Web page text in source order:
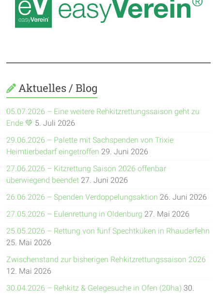
Aktuelles / Blog
05.07.2026 – Eine weitere Rehkitzrettungssaison geht zu
Ende 💚 5. Juli 2026
29.06.2026 – Palette mit Sachspenden von Trixie
Heimtierbedarf eingetroffen 29. Juni 2026
27.06.2026 – Kitzrettung Saison 2026 offenbar
überwiegend beendet 27. Juni 2026
26.06.2026 – Spenden Verdoppelungsaktion 26. Juni 2026
27.05.2026 – Eulenrettung in Oldenburg 27. Mai 2026
25.05.2026 – Rettung von fünf Spechtküken in Rhauderfehn
25. Mai 2026
Zwischenstand zur bisherigen Rehkitzrettungssaison 2026
12. Mai 2026
30.04.2026 – Rehkitz & Gelegesuche in Ofen (20ha) 30.